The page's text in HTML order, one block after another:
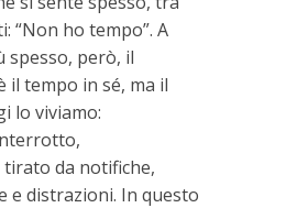
“Non ho tempo”. A
spesso, però, il
il tempo in sé, ma il
lo viviamo:
da notifiche,
e distrazioni. In questo